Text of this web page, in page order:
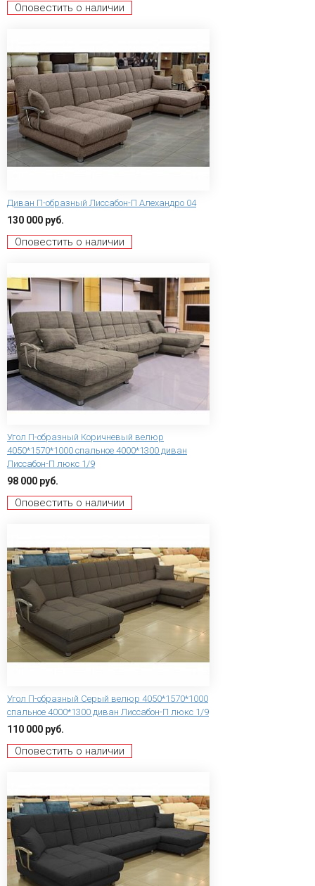
Оповестить о наличии
Диван П-образный Лиссабон-П Алехандро 04
130 000 руб.
Оповестить о наличии
Угол П-образный Коричневый велюр
4050*1570*1000 спальное 4000*1300 диван
Лиссабон-П люкс 1/9
98 000 руб.
Оповестить о наличии
Угол П-образный Серый велюр 4050*1570*1000
спальное 4000*1300 диван Лиссабон-П люкс 1/9
110 000 руб.
Оповестить о наличии